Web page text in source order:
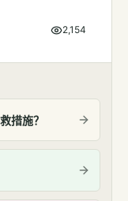
2,154
措施？